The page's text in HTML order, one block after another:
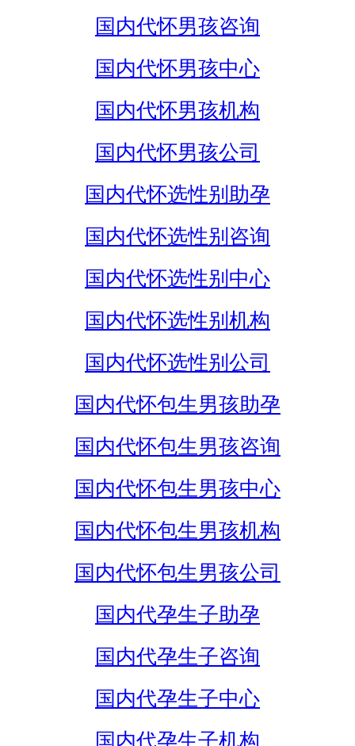
国内代怀男孩咨询
国内代怀男孩中心
国内代怀男孩机构
国内代怀男孩公司
国内代怀选性别助孕
国内代怀选性别咨询
国内代怀选性别中心
国内代怀选性别机构
国内代怀选性别公司
国内代怀包生男孩助孕
国内代怀包生男孩咨询
国内代怀包生男孩中心
国内代怀包生男孩机构
国内代怀包生男孩公司
国内代孕生子助孕
国内代孕生子咨询
国内代孕生子中心
国内代孕生子机构